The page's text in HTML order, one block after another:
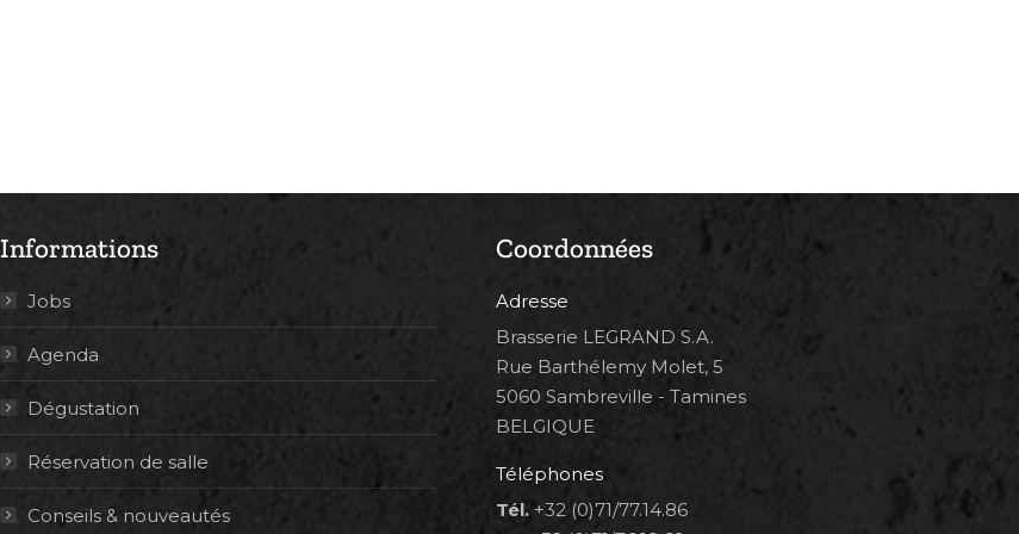
Informations
Jobs
Agenda
Dégustation
Réservation de salle
Conseils & nouveautés
Coordonnées
Adresse
Brasserie LEGRAND S.A.
Rue Barthélemy Molet, 5
5060 Sambreville - Tamines
BELGIQUE
Téléphones
Tél. +32 (0)71/77.14.86